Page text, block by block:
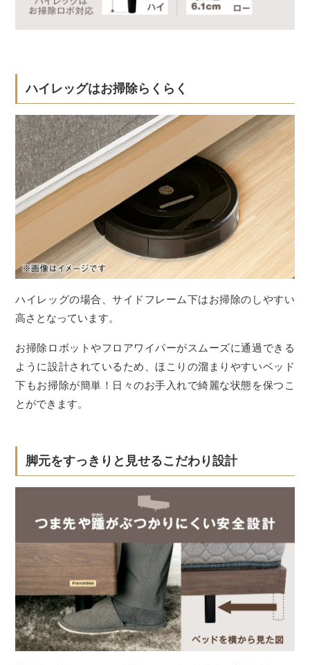
ハイレッグはお掃除らくらく
ハイレッグの場合、サイドフレーム下はお掃除のしやすい
高さとなっています。
お掃除ロボットやフロアワイパーがスムーズに通過できる
ように設計されているため、ほこりの溜まりやすいベッド
下もお掃除が簡単！日々のお手入れで綺麗な状態を保つこ
とができます。
脚元をすっきりと見せるこだわり設計